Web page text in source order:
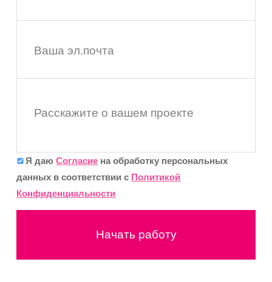
Ваша эл.почта
Расскажите о вашем проекте
Я даюСогласие на обработку персональных
данных в соответствии с Политикой
Конфиденциальности
Начать работу